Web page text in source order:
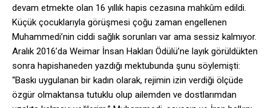
devam etmekte olan 16 yıllık hapis cezasına mahkûm edildi.
Küçük çocuklarıyla görüşmesi çoğu zaman engellenen
Muhammedi’nin ciddi sağlık sorunları var ama sessiz kalmıyor.
Aralık 2016’da Weimar İnsan Hakları Ödülü’ne layık görüldükten
sonra hapishaneden yazdığı mektubunda şunu söylemişti:
“Baskı uygulanan bir kadın olarak, rejimin izin verdiği ölçüde
özgür olmaktansa tutuklu olup ailemden ve dostlarımdan